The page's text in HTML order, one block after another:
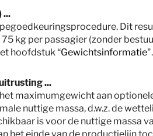
...
Dit
kg per passagier (zonder
hoofdstuk “Gewichtsinformatie".
...
maximumgewicht aan
nuttige massa, d.w.z. de
is voor de nuttige massa